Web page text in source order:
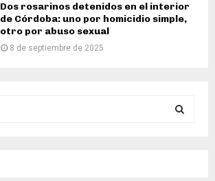
Dos rosarinos detenidos en el interior
de Córdoba: uno por homicidio simple,
otro por abuso sexual
8 de septiembre de 2025